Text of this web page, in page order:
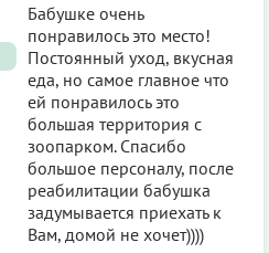
Бабушке очень
понравилось это место!
Постоянный уход, вкусная
еда, но самое главное что
ей понравилось это
большая территория с
зоопарком. Спасибо
большое персоналу, после
реабилитации бабушка
задумывается приехать к
Вам, домой не хочет))))